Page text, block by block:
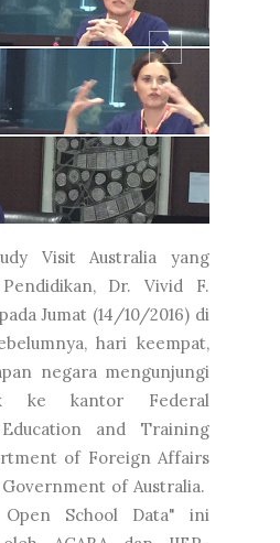
Visit Australia yang
Dr. Vivid F.
Jumat (14/10/2016) di
hari keempat,
negara mengunjungi
ke kantor Federal
and Training
of Foreign Affairs
Government of Australia.
School Data" ini